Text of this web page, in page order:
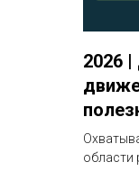
2026
области